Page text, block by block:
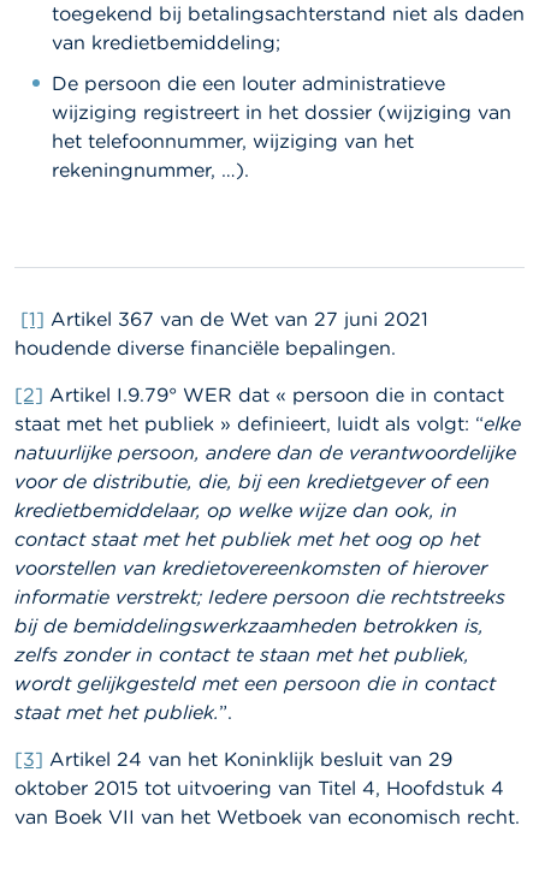
toegekend bij betalingsachterstand niet als daden
van kredietbemiddeling;
De persoon die een louter administratieve
wijziging registreert in het dossier (wijziging van
het telefoonnummer, wijziging van het
rekeningnummer, …).
[1] Artikel 367 van de Wet van 27 juni 2021
houdende diverse financiële bepalingen.
[2] Artikel I.9.79° WER dat « persoon die in contact
staat met het publiek » definieert, luidt als volgt: “elke
natuurlijke persoon, andere dan de verantwoordelijke
voor de distributie, die, bij een kredietgever of een
kredietbemiddelaar, op welke wijze dan ook, in
contact staat met het publiek met het oog op het
voorstellen van kredietovereenkomsten of hierover
informatie verstrekt; Iedere persoon die rechtstreeks
bij de bemiddelingswerkzaamheden betrokken is,
zelfs zonder in contact te staan met het publiek,
wordt gelijkgesteld met een persoon die in contact
staat met het publiek.”.
[3] Artikel 24 van het Koninklijk besluit van 29
oktober 2015 tot uitvoering van Titel 4, Hoofdstuk 4
van Boek VII van het Wetboek van economisch recht.